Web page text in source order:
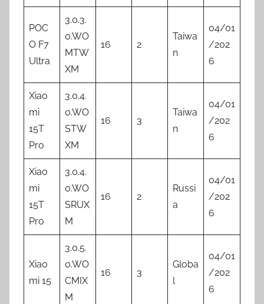
POC
O F7
Ultra
3.0.3.
0.WO
MTW
XM
16 2
Taiwa
n
04/01
/202
6
Xiao
mi
15T
Pro
3.0.4.
0.WO
STW
XM
16 3
Taiwa
n
04/01
/202
6
Xiao
mi
15T
Pro
3.0.4.
0.WO
SRUX
M
16 2
Russi
a
04/01
/202
6
Xiao
mi 15
3.0.5.
0.WO
CMIX
M
16 3
Globa
l
04/01
/202
6